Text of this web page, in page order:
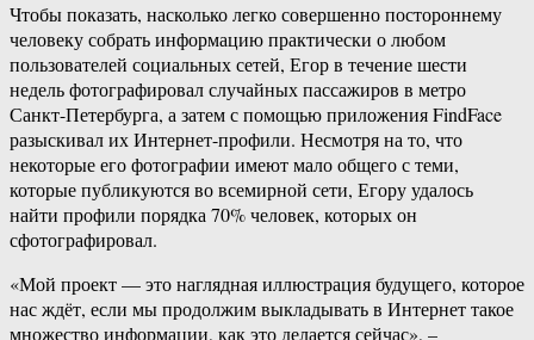
Чтобы показать, насколько легко совершенно постороннему
человеку собрать информацию практически о любом
пользователей социальных сетей, Егор в течение шести
недель фотографировал случайных пассажиров в метро
Санкт-Петербурга, а затем с помощью приложения FindFace
разыскивал их Интернет-профили. Несмотря на то, что
некоторые его фотографии имеют мало общего с теми,
которые публикуются во всемирной сети, Егору удалось
найти профили порядка 70% человек, которых он
сфотографировал.
«Мой проект — это наглядная иллюстрация будущего, которое
нас ждёт, если мы продолжим выкладывать в Интернет такое
множество информации, как это делается сейчас», –